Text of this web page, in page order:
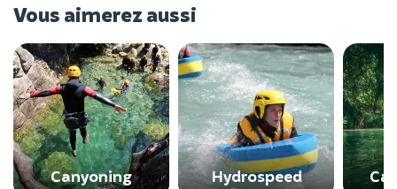
Vous aimerez aussi
Canyoning Hydrospeed